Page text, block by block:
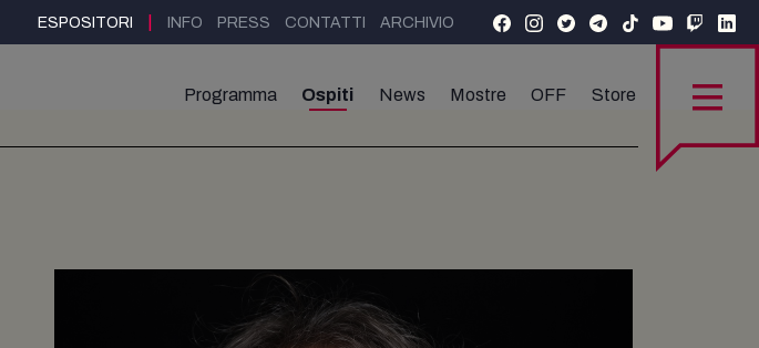
ESPOSITORI INFO PRESS CONTATTI ARCHIVIO
Programma Ospiti News Mostre OFF Store